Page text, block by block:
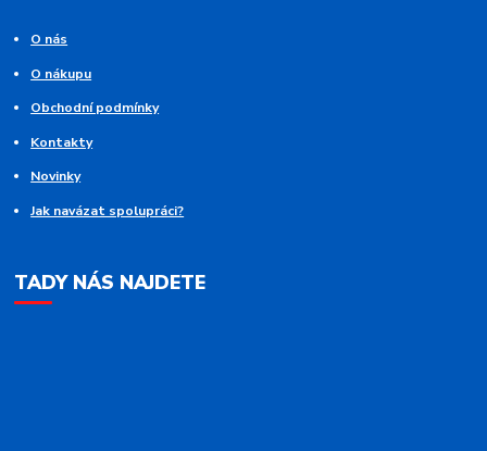
O nás
O nákupu
Obchodní podmínky
Kontakty
Novinky
Jak navázat spolupráci?
TADY NÁS NAJDETE